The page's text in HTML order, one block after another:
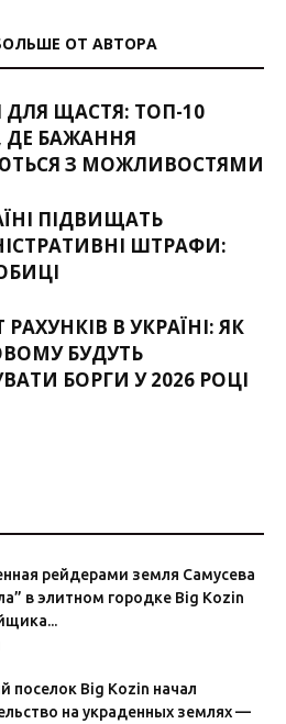
ОТ АВТОРА
ДЛЯ ЩАСТЯ: ТОП-10
ДЕ БАЖАННЯ
З МОЖЛИВОСТЯМИ
ПІДВИЩАТЬ
ШТРАФИ:
В УКРАЇНІ: ЯК
БУДУТЬ
БОРГИ У 2026 РОЦІ
рейдерами земля Самусева
в элитном городке Big Kozin
поселок Big Kozin начал
на украденных землях —